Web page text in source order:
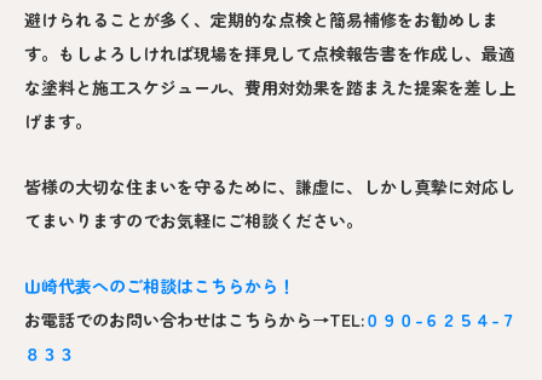
避けられることが多く、定期的な点検と簡易補修をお勧めしま
す。もしよろしければ現場を拝見して点検報告書を作成し、最適
な塗料と施工スケジュール、費用対効果を踏まえた提案を差し上
げます。
皆様の大切な住まいを守るために、謙虚に、しかし真摯に対応し
てまいりますのでお気軽にご相談ください。
山崎代表へのご相談はこちらから！
お電話でのお問い合わせはこちらから→TEL:０９０-６２５４-７
８３３